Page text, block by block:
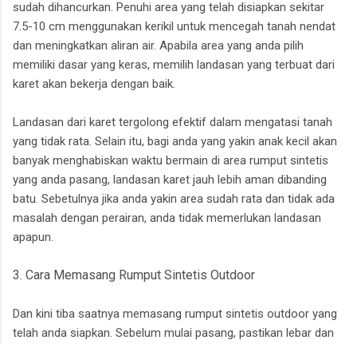
sudah dihancurkan. Penuhi area yang telah disiapkan sekitar
7.5-10 cm menggunakan kerikil untuk mencegah tanah nendat
dan meningkatkan aliran air. Apabila area yang anda pilih
memiliki dasar yang keras, memilih landasan yang terbuat dari
karet akan bekerja dengan baik.
Landasan dari karet tergolong efektif dalam mengatasi tanah
yang tidak rata. Selain itu, bagi anda yang yakin anak kecil akan
banyak menghabiskan waktu bermain di area rumput sintetis
yang anda pasang, landasan karet jauh lebih aman dibanding
batu. Sebetulnya jika anda yakin area sudah rata dan tidak ada
masalah dengan perairan, anda tidak memerlukan landasan
apapun.
3. Cara Memasang Rumput Sintetis Outdoor
Dan kini tiba saatnya memasang rumput sintetis outdoor yang
telah anda siapkan. Sebelum mulai pasang, pastikan lebar dan